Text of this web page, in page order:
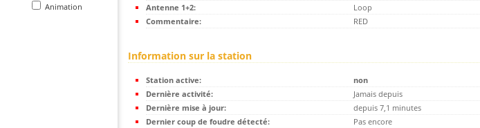
Animation
Antenne 1+2:
Loop
Commentaire:
RED
Information sur la station
Station active:
non
Dernière activité:
Jamais depuis
Dernière mise à jour:
depuis 7,1 minutes
Dernier coup de foudre détecté:
Pas encore